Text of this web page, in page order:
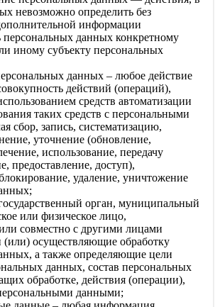
невозможно определить без
информации
персональных данных конкретному
иному субъекту персональных
данных – любое действие
действий (операций),
средств автоматизации
таких средств с персональными
сбор, запись, систематизацию,
уточнение (обновление,
использование, передачу
предоставление, доступ),
удаление, уничтожение
орган, муниципальный
или физическое лицо,
совместно с другими лицами
осуществляющие обработку
а также определяющие цели
данных, состав персональных
обработке, действия (операции),
данными;